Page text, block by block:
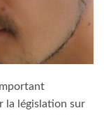
la législation sur